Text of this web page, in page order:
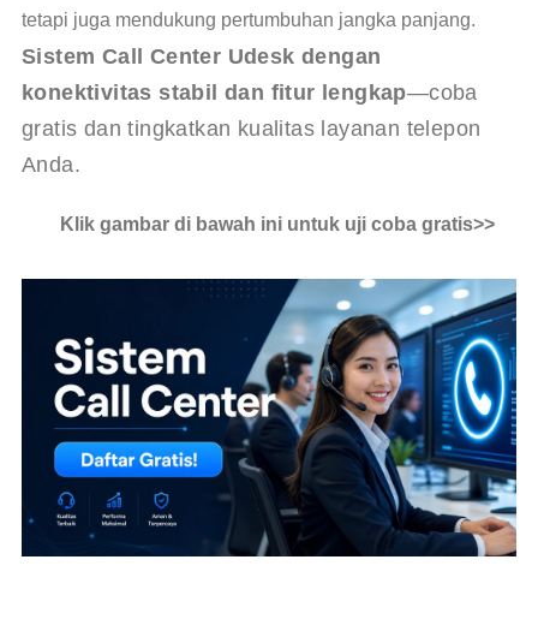
tetapi juga mendukung pertumbuhan jangka panjang.
Sistem Call Center Udesk dengan
konektivitas stabil dan fitur lengkap—coba
gratis dan tingkatkan kualitas layanan telepon
Anda.
Klik gambar di bawah ini untuk uji coba gratis>>